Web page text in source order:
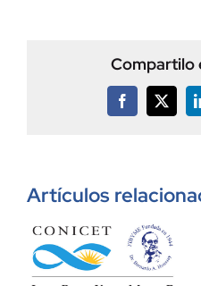
Compartilo
Facebook
X
Artículos